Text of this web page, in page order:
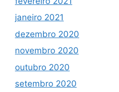
janeiro 2021
dezembro 2020
novembro 2020
outubro 2020
setembro 2020